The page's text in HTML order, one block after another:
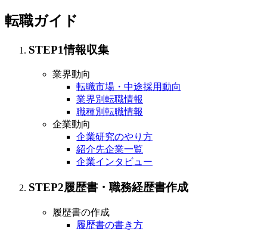
転職ガイド
STEP1情報収集
業界動向
転職市場・中途採用動向
業界別転職情報
職種別転職情報
企業動向
企業研究のやり方
紹介先企業一覧
企業インタビュー
STEP2履歴書・職務経歴書作成
履歴書の作成
履歴書の書き方